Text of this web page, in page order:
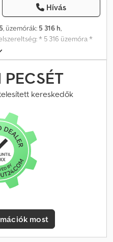
Hívás
, üzemórák: 5 316 h,
* 5 316 üzemóra *
h maximális sebesség *
munkalámpák * Sárga
Anrjk * Gyorscsatlakozó
tulajdonos * Németországi
év: 2005 * Saját tömeg: 5 975
partnere az autók és
a Bremer Kreuz
Behnke folyamatosan
kategóriájában!
lehetőségeket kínálunk
kérjük, vegye fel velünk a
építőipari gépét
szervizeink szolgáltatására.
új műszaki vizsgát. Az Ön
szállítását külső partnereink
kereskedők
most